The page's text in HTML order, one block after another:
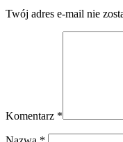
Twój adres e-mail nie
Komentarz *